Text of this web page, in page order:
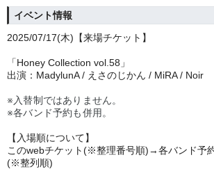
イベント情報
2025/07/17(木) 【来場チケット】
「Honey Collection vol.58」
出演：MadylunA / えさのじかん / MiRA / Noir
※入替制ではありません。
※各バンド予約も併用。
【入場順について】
このwebチケット(※整理番号順)→各バンド
(※整列順)